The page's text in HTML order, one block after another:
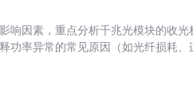
响因素，重点分析千兆光模块的收光
功率异常的常见原因（如光纤损耗